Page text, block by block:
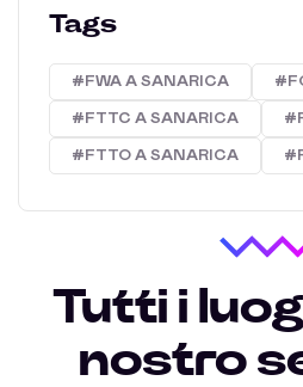
Tags
#FWA A SANARICA
#FTTC A SANARICA
#FTTO A SANARICA
Tutti i
nostro